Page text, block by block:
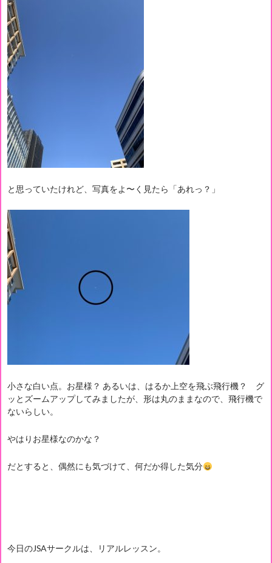
と思っていたけれど、写真をよ〜く見たら「あれっ？」
小さな白い点。お星様？ あるいは、はるか上空を飛ぶ飛行機？ グ
ッとズームアップしてみましたが、形は丸のままなので、飛行機で
ないらしい。
やはりお星様なのかな？
だとすると、偶然にも気づけて、何だか得した気分
今日のJSAサークルは、リアルレッスン。